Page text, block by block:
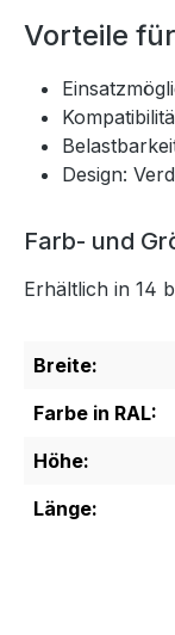
Vorteile
Design:
Farb- und
Erhältlich in 14
Breite:
Farbe in RAL:
Höhe:
Länge: